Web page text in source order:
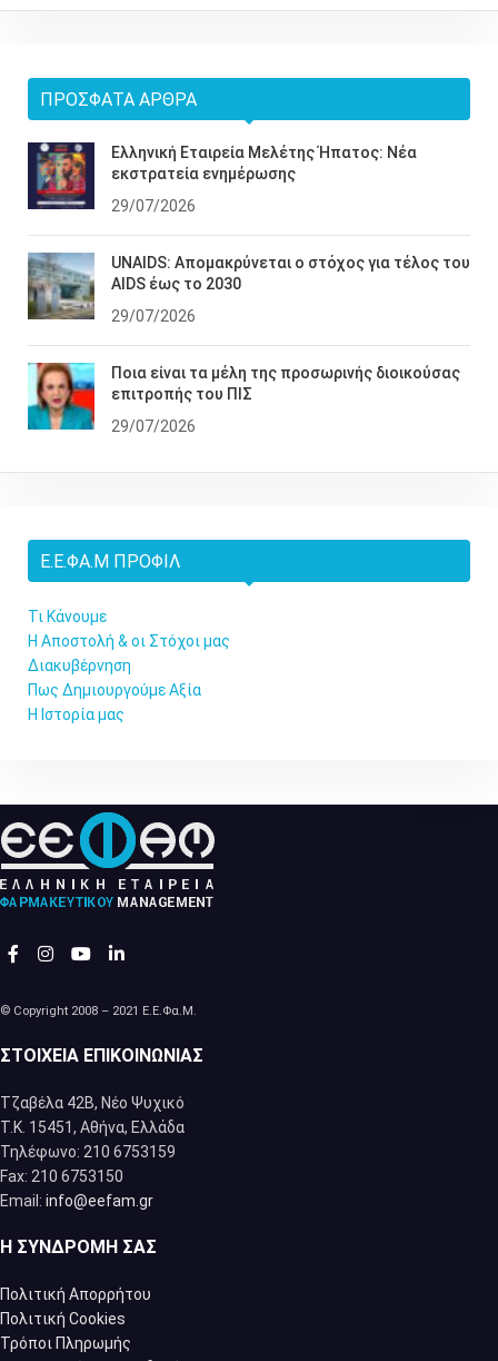
ΠΡΌΣΦΑΤΑ ΆΡΘΡΑ
Ελληνική Εταιρεία Μελέτης Ήπατος: Νέα
εκστρατεία ενημέρωσης
29/07/2026
UNAIDS: Απομακρύνεται ο στόχος για τέλος του
AIDS έως το 2030
29/07/2026
Ποια είναι τα μέλη της προσωρινής διοικούσας
επιτροπής του ΠΙΣ
29/07/2026
Ε.Ε.ΦΑ.Μ ΠΡΟΦΊΛ
Τι Κάνουμε
Η Αποστολή & οι Στόχοι μας
Διακυβέρνηση
Πως Δημιουργούμε Αξία
Η Ιστορία μας
© Copyright 2008 – 2021 Ε.Ε.Φα.Μ.
ΣΤΟΙΧΕΊΑ ΕΠΙΚΟΙΝΩΝΊΑΣ
Τζαβέλα 42Β, Νέο Ψυχικό
Τ.Κ. 15451, Αθήνα, Eλλάδα
Τηλέφωνο: 210 6753159
Fax: 210 6753150
Email: info@eefam.gr
Η ΣΥΝΔΡΟΜΉ ΣΑΣ
Πολιτική Απορρήτου
Πολιτική Cookies
Τρόποι Πληρωμής